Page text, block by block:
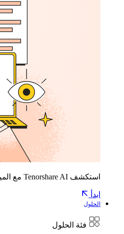
استكشف Tenorshare AI مع الميزات الجديدة المذهلة
ابدأ
الحلول
فئة الحلول